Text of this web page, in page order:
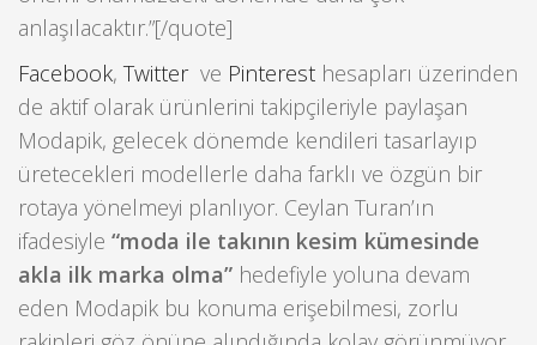
anlaşılacaktır.”[/quote]
Facebook, Twitterve Pinterest hesapları üzerinden
de aktif olarak ürünlerini takipçileriyle paylaşan
Modapik, gelecek dönemde kendileri tasarlayıp
üretecekleri modellerle daha farklı ve özgün bir
rotaya yönelmeyi planlıyor. Ceylan Turan’ın
ifadesiyle “moda ile takının kesim kümesinde
akla ilk marka olma” hedefiyle yoluna devam
eden Modapik bu konuma erişebilmesi, zorlu